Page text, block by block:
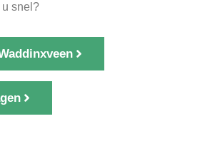
u snel?